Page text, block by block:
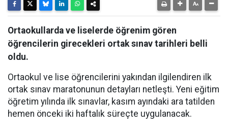
Ortaokullarda ve liselerde öğrenim gören
öğrencilerin girecekleri ortak sınav tarihleri belli
oldu.
Ortaokul ve lise öğrencilerini yakından ilgilendiren ilk
ortak sınav maratonunun detayları netleşti. Yeni eğitim
öğretim yılında ilk sınavlar, kasım ayındaki ara tatilden
hemen önceki iki haftalık süreçte uygulanacak.